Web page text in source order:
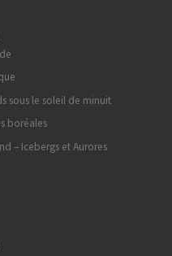
sous le soleil de minuit
boréales
– Icebergs et Aurores